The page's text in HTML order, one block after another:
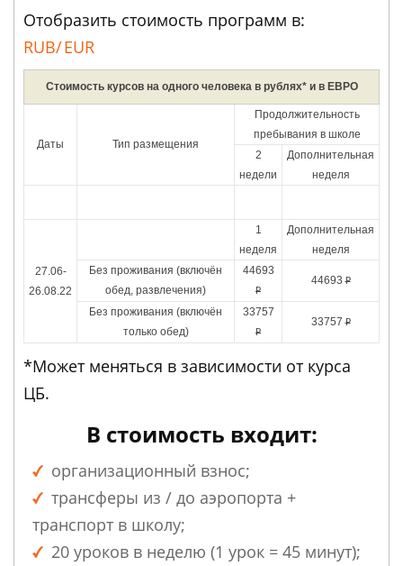
Отобразить стоимость программ в:
RUB/EUR
Стоимость курсов на одного человека в рублях* и в ЕВРО
Даты Тип размещения
Продолжительность
пребывания в школе
2
недели
Дополнительная
неделя
27.06-
26.08.22
1
неделя
Дополнительная
неделя
Без проживания (включён
обед, развлечения)
44693
Р
44693 Р
Без проживания (включён
только обед)
33757
Р
33757 Р
*Может меняться в зависимости от курса
ЦБ.
В стоимость входит:
организационный взнос;
трансферы из / до аэропорта +
транспорт в школу;
20 уроков в неделю (1 урок = 45 минут);